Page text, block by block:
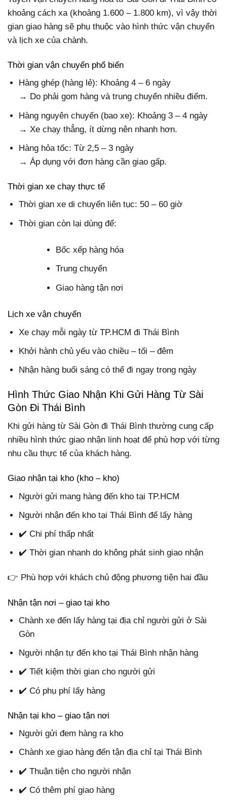
khoảng cách xa (khoảng 1.600 – 1.800 km), vì vậy thời
gian giao hàng sẽ phụ thuộc vào hình thức vận chuyển
và lịch xe của chành.
Thời gian vận chuyển phổ biến
Hàng ghép (hàng lẻ): Khoảng 4 – 6 ngày
→ Do phải gom hàng và trung chuyển nhiều điểm.
Hàng nguyên chuyến (bao xe): Khoảng 3 – 4 ngày
→ Xe chạy thẳng, ít dừng nên nhanh hơn.
Hàng hỏa tốc: Từ 2,5 – 3 ngày
→ Áp dụng với đơn hàng cần giao gấp.
Thời gian xe chạy thực tế
Thời gian xe di chuyển liên tục: 50 – 60 giờ
Thời gian còn lại dùng để:
Bốc xếp hàng hóa
Trung chuyển
Giao hàng tận nơi
Lịch xe vận chuyển
Xe chạy mỗi ngày từ TP.HCM đi Thái Bình
Khởi hành chủ yếu vào chiều – tối – đêm
Nhận hàng buổi sáng có thể đi ngay trong ngày
Hình Thức Giao Nhận Khi Gửi Hàng Từ Sài
Gòn Đi Thái Bình
Khi gửi hàng từ Sài Gòn đi Thái Bình thường cung cấp
nhiều hình thức giao nhận linh hoạt để phù hợp với từng
nhu cầu thực tế của khách hàng.
Giao nhận tại kho (kho – kho)
Người gửi mang hàng đến kho tại TP.HCM
Người nhận đến kho tại Thái Bình để lấy hàng
✔️ Chi phí thấp nhất
✔️ Thời gian nhanh do không phát sinh giao nhận
👉 Phù hợp với khách chủ động phương tiện hai đầu
Nhận tận nơi – giao tại kho
Chành xe đến lấy hàng tại địa chỉ người gửi ở Sài
Gòn
Người nhận tự đến kho tại Thái Bình nhận hàng
✔️ Tiết kiệm thời gian cho người gửi
✔️ Có phụ phí lấy hàng
Nhận tại kho – giao tận nơi
Người gửi đem hàng ra kho
Chành xe giao hàng đến tận địa chỉ tại Thái Bình
✔️ Thuận tiện cho người nhận
✔️ Có thêm phí giao hàng